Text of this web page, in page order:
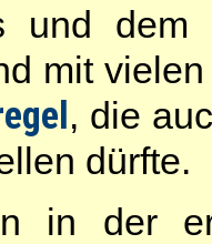
und
mit
, die
dürfte.
in der